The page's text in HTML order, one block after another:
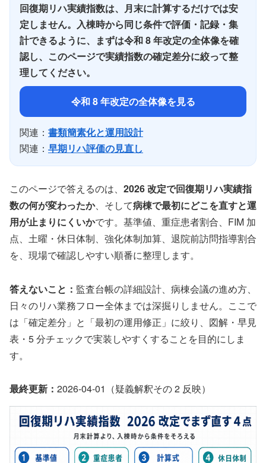
回復期リハ実績指数は、月末に計算するだけでは安
定しません。入棟時から同じ条件で評価・記録・集
計できるように、まずは令和 8 年改定の全体像を確
認し、このページで実績指数の確定差分に絞って整
理してください。
令和 8 年改定の全体像を見る
関連： 書類簡素化と運用設計
関連： 早期リハ評価の見直し
このページで答えるのは、 2026 改定で回復期リハ実績指
数の何が変わったか、そして病棟で最初にどこを直すと運
用が止まりにくいかです。基準値、重症患者割合、FIM 加
点、土曜・休日体制、強化体制加算、退院前訪問指導割合
を、現場で確認しやすい順番に整理します。
答えないこと： 監査台帳の詳細設計、病棟会議の進め方、
日々のリハ業務フロー全体までは深掘りしません。ここで
は「確定差分」と「最初の運用修正」に絞り、図解・早見
表・5 分チェックで実装しやすくすることを目的にしま
す。
最終更新： 2026-04-01（疑義解釈その 2 反映）